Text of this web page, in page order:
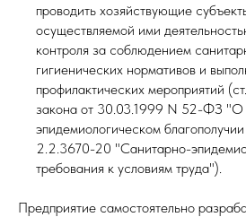
проводить хозяйствующие
осуществляемой ими
контроля за соблюдением
гигиенических нормативов и
профилактических мероприятий
закона от 30.03.1999 N 52-ФЗ "О
эпидемиологическом
2.2.3670-20 "Санитарно-
требования к условиям труда").
Предприятие самостоятельно